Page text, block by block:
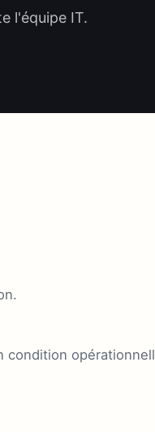
l'équipe IT.
condition